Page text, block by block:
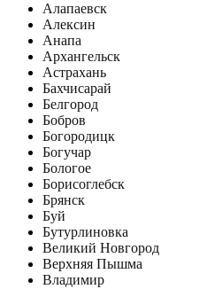
Алапаевск
Алексин
Анапа
Архангельск
Астрахань
Бахчисарай
Белгород
Бобров
Богородицк
Богучар
Бологое
Борисоглебск
Брянск
Буй
Бутурлиновка
Великий Новгород
Верхняя Пышма
Владимир